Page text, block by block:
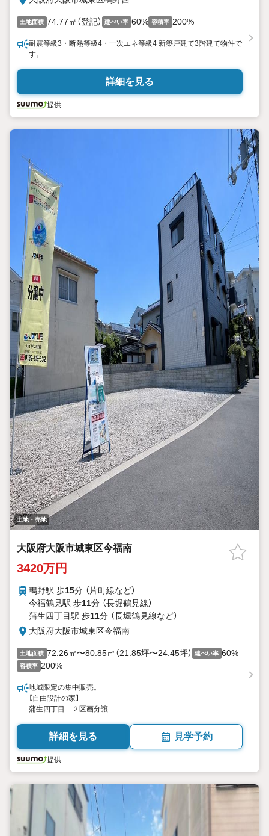
土地面積 74.77㎡（登記） 建ぺい率 60% 容積率 200%
耐震等級3・断熱等級4・一次エネ等級4 新築戸建て3階建て物件で
す。
詳細を見る
提供
土地・売地
大阪府大阪市城東区今福南
3420万円
鴫野駅 歩15分 （片町線など）
今福鶴見駅 歩11分 （長堀鶴見線）
蒲生四丁目駅 歩11分 （長堀鶴見線など）
大阪府大阪市城東区今福南
土地面積 72.26㎡〜80.85㎡（21.85坪〜24.45坪） 建ぺい率 60%
容積率 200%
地域限定の集中販売。
【自由設計の家】
蒲生四丁目 ２区画分譲
詳細を見る 見学予約
提供